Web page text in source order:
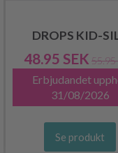
DROPS KID-
48.95 SEK 55.95
Erbjudandet
31/08/2026
Se produkt